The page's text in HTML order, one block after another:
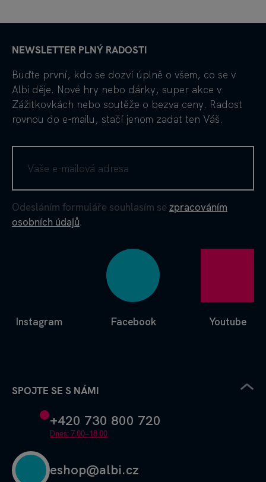
NEWSLETTER PLNÝ RADOSTI
Buďte první, kdo se dozví úplně o všem, co se v
Albi děje. Nové hry nebo dárky, super akce v
Zážitkovkách nebo soutěže o bezva ceny. Radost
rovnou do e-mailu, stačí jenom zadat ten Váš.
Odesláním formuláře souhlasím se zpracováním
osobních údajů.
Facebook
Instagram Youtube
SPOJTE SE S NÁMI
+420 730 800 720
Dnes: 7.00–18.00
eshop@albi.cz